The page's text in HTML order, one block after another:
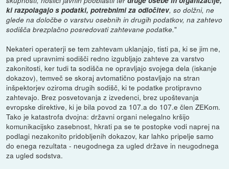
ki razpolagajo s podatki, potrebnimi za odločitev, so dolžni, ne
glede na določbe o varstvu osebnih in drugih podatkov, na zahtevo
sodišča brezplačno posredovati zahtevane podatke."
Nekateri operaterji se tem zahtevam uklanjajo, tisti pa, ki se jim ne,
pa pred upravnimi sodišči redno izgubljajo zahteve za varstvo
zakonitosti, ker tudi ta sodišča ne opravljajo svojega dela (iskanje
dokazov), temveč se skoraj avtomatično postavljajo na stran
inšpektorjev oziroma drugih sodišč, ki te podatke protipravno
zahtevajo. Brez posvetovanja z izvedenci, brez upoštevanja
evropske direktive, ki je bila povod za 107.a do 107.e člen ZEKom.
Tako je katastrofa dvojna: državni organi nelegalno kršijo
komunikacijsko zasebnost, hkrati pa se te postopke vodi naprej na
podlagi nezakonito pridobljenih dokazov, kar lahko pripelje samo
do enega rezultata - neugodnega za ugled države in neugodnega
za ugled sodstva.